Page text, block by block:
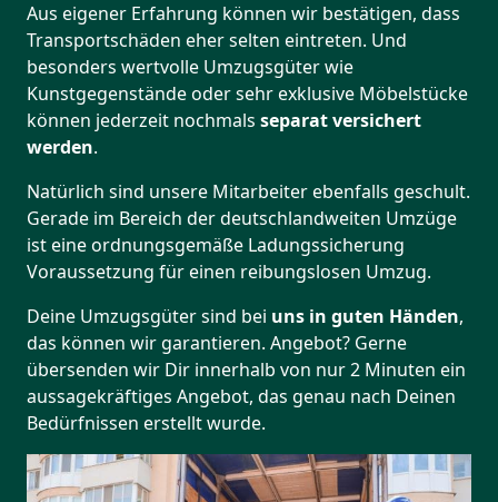
Aus eigener Erfahrung können wir bestätigen, dass
Transportschäden eher selten eintreten. Und
besonders wertvolle Umzugsgüter wie
Kunstgegenstände oder sehr exklusive Möbelstücke
können jederzeit nochmals separat versichert
werden.
Natürlich sind unsere Mitarbeiter ebenfalls geschult.
Gerade im Bereich der deutschlandweiten Umzüge
ist eine ordnungsgemäße Ladungssicherung
Voraussetzung für einen reibungslosen Umzug.
Deine Umzugsgüter sind bei uns in guten Händen,
das können wir garantieren. Angebot? Gerne
übersenden wir Dir innerhalb von nur 2 Minuten ein
aussagekräftiges Angebot, das genau nach Deinen
Bedürfnissen erstellt wurde.